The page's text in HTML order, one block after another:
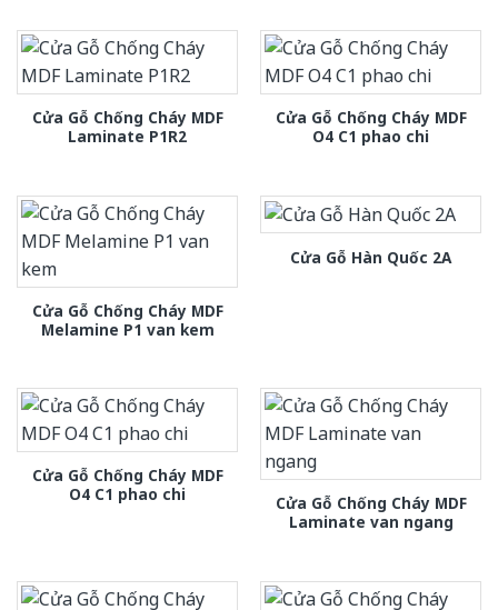
Cửa Gỗ Chống Cháy MDF
Laminate P1R2
Cửa Gỗ Chống Cháy MDF
O4 C1 phao chi
Cửa Gỗ Chống Cháy MDF
Melamine P1 van kem
Cửa Gỗ Hàn Quốc 2A
Cửa Gỗ Chống Cháy MDF
O4 C1 phao chi
Cửa Gỗ Chống Cháy MDF
Laminate van ngang